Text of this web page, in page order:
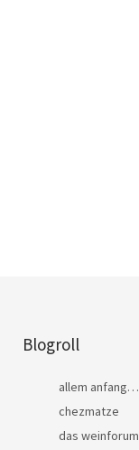
Blogroll
allem anfang…
chezmatze
das weinforum